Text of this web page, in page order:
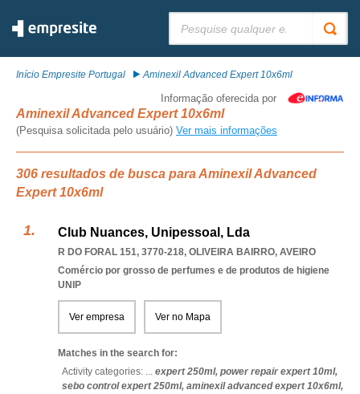
Início Empresite Portugal Aminexil Advanced Expert 10x6ml
Informação oferecida por
Aminexil Advanced Expert 10x6ml
(Pesquisa solicitada pelo usuário) Ver mais informações
306 resultados de busca para Aminexil Advanced
Expert 10x6ml
Club Nuances, Unipessoal, Lda
R DO FORAL 151, 3770-218, OLIVEIRA BAIRRO, AVEIRO
Comércio por grosso de perfumes e de produtos de higiene
UNIP
Ver empresa Ver no Mapa
Matches in the search for:
Activity categories: ... expert 250ml, power repair expert 10ml,
sebo control expert 250ml, aminexil advanced expert 10x6ml,